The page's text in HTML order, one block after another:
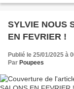
SYLVIE NOUS
EN FEVRIER !
Publié le 25/01/2025 à
Par Poupees